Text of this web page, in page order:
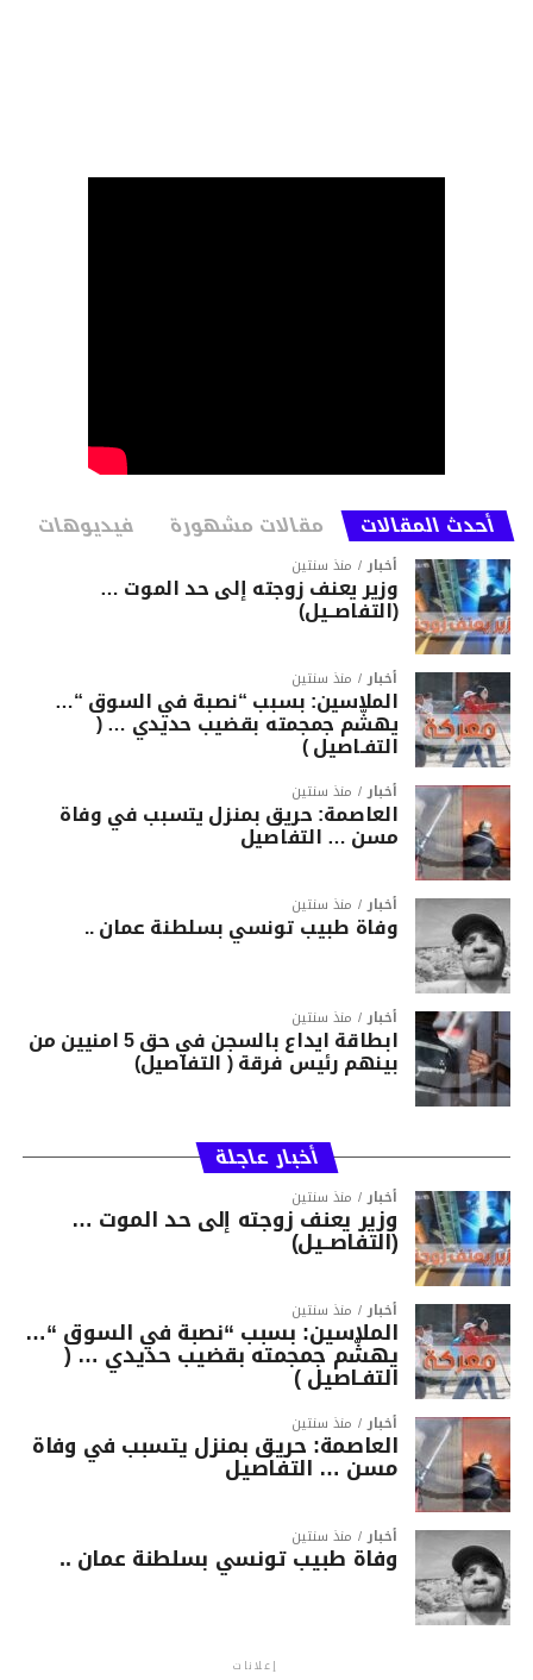
أحدث المقالات مقالات مشهورة فيديوهات
أخبار منذ سنتين
وزير يعنف زوجته إلى حد الموت …
(التفاصــيل)
أخبار منذ سنتين
الملاسين: بسبب “نصبة في السوق “…
يهشّم جمجمته بقضيب حديدي … (
التفـاصيل )
أخبار منذ سنتين
العاصمة: حريق بمنزل يتسبب في وفاة
مسن … التفاصيل
أخبار منذ سنتين
وفاة طبيب تونسي بسلطنة عمان ..
أخبار منذ سنتين
ابطاقة ايداع بالسجن في حق 5 امنيين من
بينهم رئيس فرقة ( التفاصيل)
أخبار عاجلة
أخبار منذ سنتين
وزير يعنف زوجته إلى حد الموت …
(التفاصــيل)
أخبار منذ سنتين
الملاسين: بسبب “نصبة في السوق “…
يهشّم جمجمته بقضيب حديدي … (
التفـاصيل )
أخبار منذ سنتين
العاصمة: حريق بمنزل يتسبب في وفاة
مسن … التفاصيل
أخبار منذ سنتين
وفاة طبيب تونسي بسلطنة عمان ..
إعلانات